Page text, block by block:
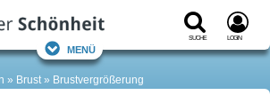
Suche Login
Menü
Brust Brustvergrößerung